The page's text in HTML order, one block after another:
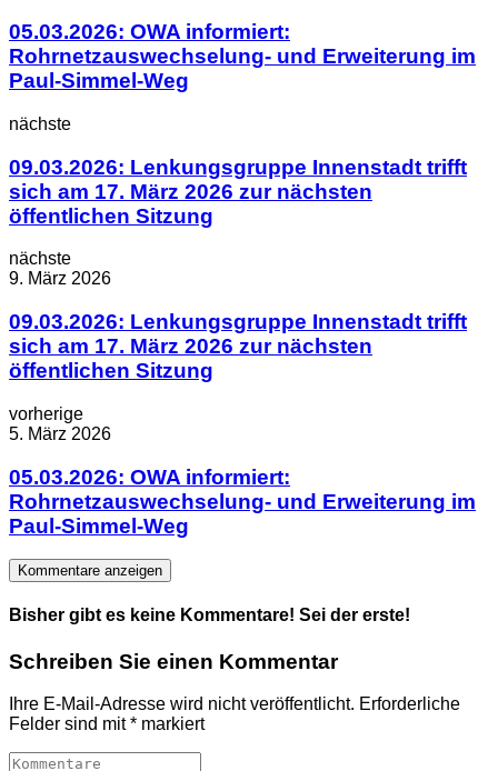
05.03.2026: OWA informiert:
Rohrnetzauswechselung- und Erweiterung im
Paul-Simmel-Weg
nächste
09.03.2026: Lenkungsgruppe Innenstadt trifft
sich am 17. März 2026 zur nächsten
öffentlichen Sitzung
nächste
9. März 2026
09.03.2026: Lenkungsgruppe Innenstadt trifft
sich am 17. März 2026 zur nächsten
öffentlichen Sitzung
vorherige
5. März 2026
05.03.2026: OWA informiert:
Rohrnetzauswechselung- und Erweiterung im
Paul-Simmel-Weg
Kommentare anzeigen
Bisher gibt es keine Kommentare! Sei der erste!
Schreiben Sie einen Kommentar
Ihre E-Mail-Adresse wird nicht veröffentlicht. Erforderliche
Felder sind mit* markiert